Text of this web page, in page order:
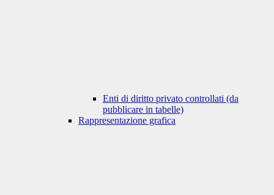
Enti di diritto privato controllati (da
pubblicare in tabelle)
Rappresentazione grafica